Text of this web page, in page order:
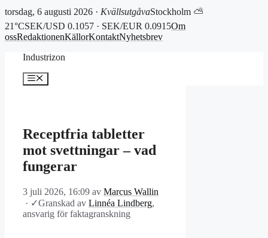
torsdag, 6 augusti 2026 · KvällsutgåvaStockholm ⛅
21°CSEK/USD 0.1057 · SEK/EUR 0.0915Om
ossRedaktionenKällorKontaktNyhetsbrev
Industrizon
Meny
Receptfria tabletter
mot svettningar – vad
fungerar
3 juli 2026, 16:09 av Marcus Wallin
· ✓Granskad av Linnéa Lindberg,
ansvarig för faktagranskning